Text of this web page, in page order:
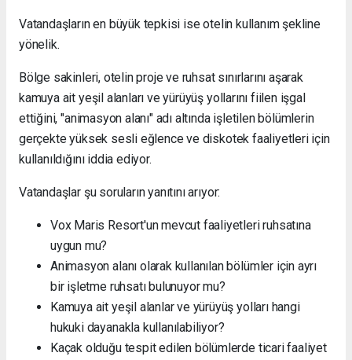
Vatandaşların en büyük tepkisi ise otelin kullanım şekline
yönelik.
Bölge sakinleri, otelin proje ve ruhsat sınırlarını aşarak
kamuya ait yeşil alanları ve yürüyüş yollarını fiilen işgal
ettiğini, "animasyon alanı" adı altında işletilen bölümlerin
gerçekte yüksek sesli eğlence ve diskotek faaliyetleri için
kullanıldığını iddia ediyor.
Vatandaşlar şu soruların yanıtını arıyor:
Vox Maris Resort'un mevcut faaliyetleri ruhsatına
uygun mu?
Animasyon alanı olarak kullanılan bölümler için ayrı
bir işletme ruhsatı bulunuyor mu?
Kamuya ait yeşil alanlar ve yürüyüş yolları hangi
hukuki dayanakla kullanılabiliyor?
Kaçak olduğu tespit edilen bölümlerde ticari faaliyet